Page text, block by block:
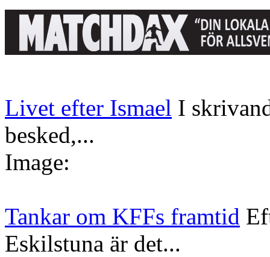
Livet efter Ismael I
besked,...
Image:
Tankar om KFFs framtid
Eskilstuna är det...